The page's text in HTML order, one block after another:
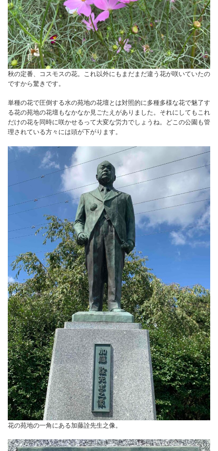
秋の定番、コスモスの花。これ以外にもまだまだ違う花が咲いていたの
ですから驚きです。
単種の花で圧倒する水の苑地の花壇とは対照的に多種多様な花で魅了す
る花の苑地の花壇もなかなか見ごたえがありました。それにしてもこれ
だけの花を同時に咲かせるって大変な労力でしょうね。どこの公園も管
理されている方々には頭が下がります。
花の苑地の一角にある加藤詮先生之像。